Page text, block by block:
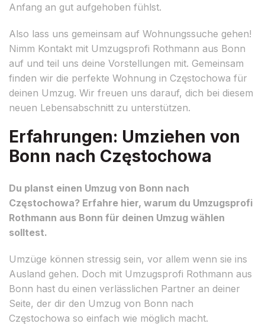
Anfang an gut aufgehoben fühlst.
Also lass uns gemeinsam auf Wohnungssuche gehen!
Nimm Kontakt mit Umzugsprofi Rothmann aus Bonn
auf und teil uns deine Vorstellungen mit. Gemeinsam
finden wir die perfekte Wohnung in Częstochowa für
deinen Umzug. Wir freuen uns darauf, dich bei diesem
neuen Lebensabschnitt zu unterstützen.
Erfahrungen: Umziehen von
Bonn nach Częstochowa
Du planst einen Umzug von Bonn nach
Częstochowa? Erfahre hier, warum du Umzugsprofi
Rothmann aus Bonn für deinen Umzug wählen
solltest.
Umzüge können stressig sein, vor allem wenn sie ins
Ausland gehen. Doch mit Umzugsprofi Rothmann aus
Bonn hast du einen verlässlichen Partner an deiner
Seite, der dir den Umzug von Bonn nach
Częstochowa so einfach wie möglich macht.